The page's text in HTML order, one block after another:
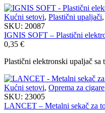
Kućni setovi, Plastični upaljači,
SKU: 20087
IGNIS SOFT – Plastični
0,35 €
Plastični elektronski upaljač sa
Kućni setovi, Oprema za cigare
SKU: 23005
LANCET – Metalni sekač za